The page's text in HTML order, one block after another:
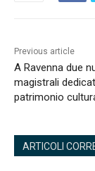
Previous article
A Ravenna due
magistrali
patrimonio
ARTICOLI